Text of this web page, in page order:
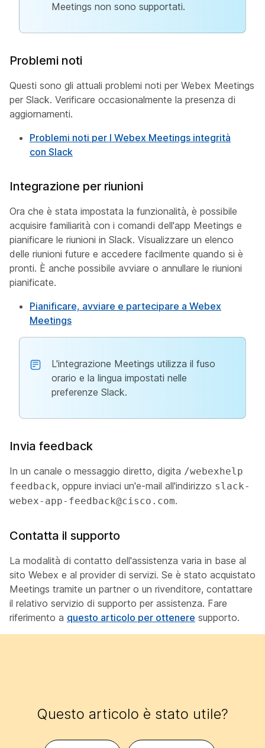
Meetings non sono supportati.
Problemi noti
Questi sono gli attuali problemi noti per Webex Meetings
per Slack. Verificare occasionalmente la presenza di
aggiornamenti.
Problemi noti per l Webex Meetings integrità
con Slack
Integrazione per riunioni
Ora che è stata impostata la funzionalità, è possibile
acquisire familiarità con i comandi dell'app Meetings e
pianificare le riunioni in Slack. Visualizzare un elenco
delle riunioni future e accedere facilmente quando si è
pronti. È anche possibile avviare o annullare le riunioni
pianificate.
Pianificare, avviare e partecipare a Webex
Meetings
L'integrazione Meetings utilizza il fuso
orario e la lingua impostati nelle
preferenze Slack.
Invia feedback
In un canale o messaggio diretto, digita /webexhelp
feedback, oppure inviaci un'e-mail all'indirizzo slack-
webex-app-feedback@cisco.com.
Contatta il supporto
La modalità di contatto dell'assistenza varia in base al
sito Webex e al provider di servizi. Se è stato acquistato
Meetings tramite un partner o un rivenditore, contattare
il relativo servizio di supporto per assistenza. Fare
riferimento a questo articolo per ottenere supporto.
Questo articolo è stato utile?